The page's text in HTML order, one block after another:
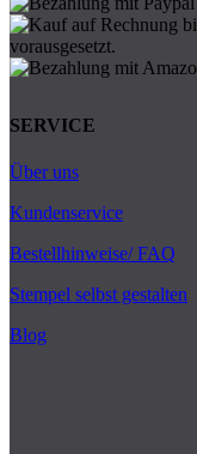
SERVICE
Über uns
Kundenservice
Bestellhinweise/ FAQ
Stempel selbst gestalten
Blog